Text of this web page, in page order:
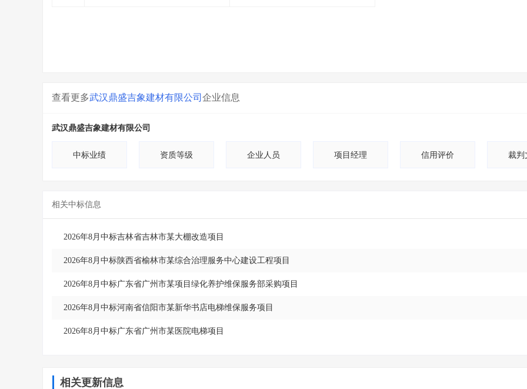
查看更多武汉鼎盛吉象建材有限公司 企业信息
武汉鼎盛吉象建材有限公司
中标业绩 资质等级 企业人员 项目经理 信用评价 裁判
相关中标信息
2026年8月中标吉林省吉林市某大棚改造项目
2026年8月中标陕西省榆林市某综合治理服务中心建设工程项目
2026年8月中标广东省广州市某项目绿化养护维保服务部采购项目
2026年8月中标河南省信阳市某新华书店电梯维保服务项目
2026年8月中标广东省广州市某医院电梯项目
相关更新信息